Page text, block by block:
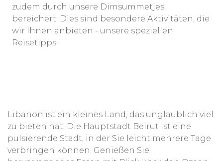
zudem durch unsere Dimsummetjes
bereichert. Dies sind besondere Aktivitäten, die
wir Ihnen anbieten - unsere speziellen
Reisetipps.
Libanon ist ein kleines Land, das unglaublich viel
zu bieten hat. Die Hauptstadt Beirut ist eine
pulsierende Stadt, in der Sie leicht mehrere Tage
verbringen können. Genießen Sie